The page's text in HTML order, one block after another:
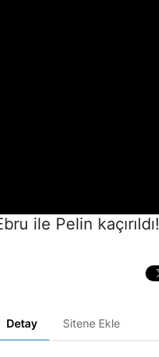
ile Pelin kaçırıldı!
Detay Sitene Ekle